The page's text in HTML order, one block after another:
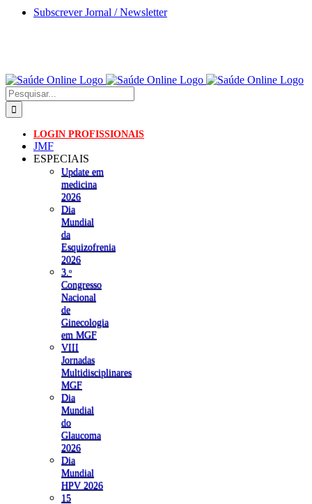
Skip
Subscrever Jornal / Newsletter
Pesquisar
LOGIN PROFISSIONAIS
JMF
ESPECIAIS
Update em
medicina
2026
Dia
Mundial
da
Esquizofrenia
2026
3.ᵒ
Congresso
Nacional
de
Ginecologia
em MGF
VIII
Jornadas
Multidisciplinares
MGF
Dia
Mundial
do
Glaucoma
2026
Dia
Mundial
HPV 2026
15